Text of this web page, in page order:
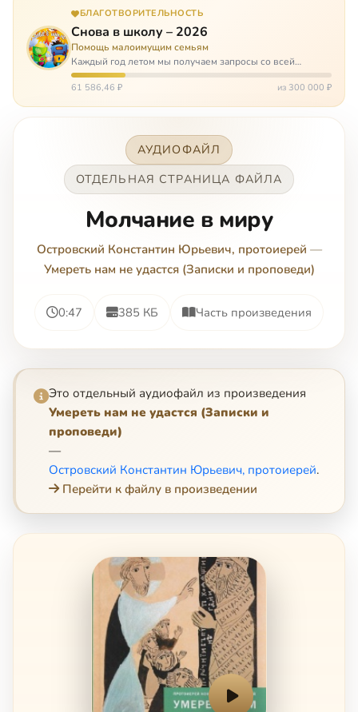
БЛАГОТВОРИТЕЛЬНОСТЬ
Снова в школу – 2026
Помощь малоимущим семьям
Каждый год летом мы получаем запросы со всей
России: помогите собраться в школу. Семьи с больными
детьми или родителями, семьи без пап или мам,
61 586,46 ₽ из 300 000 ₽
АУДИОФАЙЛ
ОТДЕЛЬНАЯ СТРАНИЦА ФАЙЛА
Молчание в миру
Островский Константин Юрьевич, протоиерей —
Умереть нам не удастся (Записки и проповеди)
0:47 385 КБ Часть произведения
Это отдельный аудиофайл из произведения
Умереть нам не удастся (Записки и
проповеди)
—
Островский Константин Юрьевич, протоиерей.
Перейти к файлу в произведении